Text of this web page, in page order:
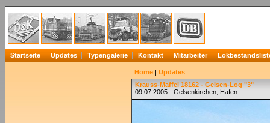
Startseite Updates Typengalerie Kontakt Mitarbeiter
Home | Updates
Krauss-Maffei 18162 - Gelsen-Log "3"
09.07.2005 - Gelsenkirchen, Hafen